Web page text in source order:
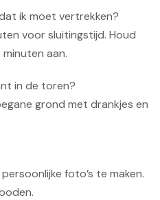
ik moet vertrekken?
voor sluitingstijd. Houd
minuten aan.
in de toren?
grond met drankjes en
foto’s te maken.